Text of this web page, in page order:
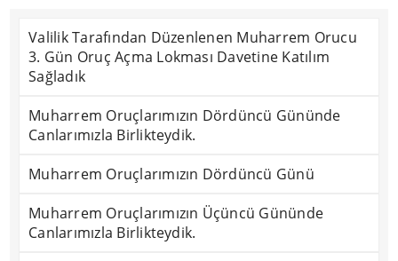
Valilik Tarafından Düzenlenen Muharrem Orucu
3. Gün Oruç Açma Lokması Davetine Katılım
Sağladık
Muharrem Oruçlarımızın Dördüncü Gününde
Canlarımızla Birlikteydik.
Muharrem Oruçlarımızın Dördüncü Günü
Muharrem Oruçlarımızın Üçüncü Gününde
Canlarımızla Birlikteydik.